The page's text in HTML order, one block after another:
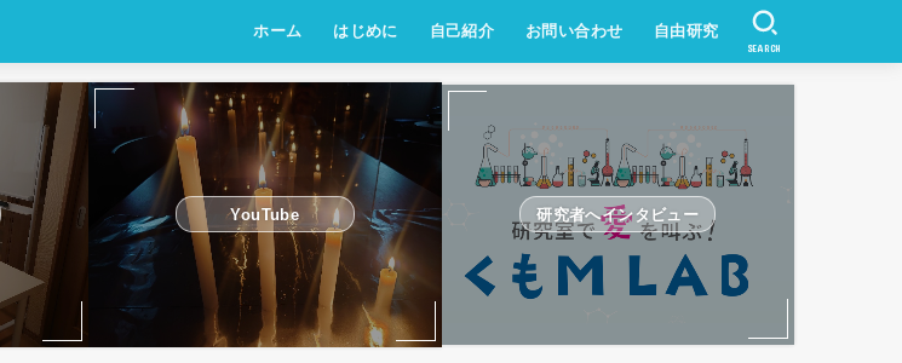
ホーム はじめに 自己紹介 お問い合わせ 自由研究
SEARCH
YouTube 研究者へインタビュー